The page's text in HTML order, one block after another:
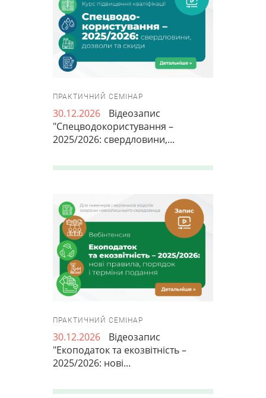
ПРАКТИЧНИЙ СЕМІНАР
30.12.2026
Відеозапис
"Спецводокористування –
2025/2026: свердловини,...
ПРАКТИЧНИЙ СЕМІНАР
30.12.2026
Відеозапис
"Екоподаток та екозвітність –
2025/2026: нові...